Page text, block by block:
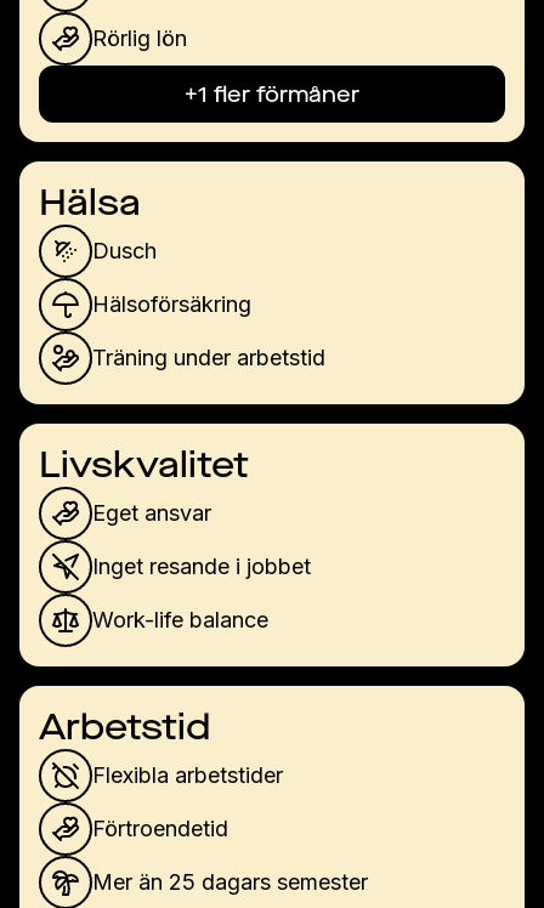
Rörlig lön
+1 fler förmåner
Hälsa
Dusch
Hälsoförsäkring
Träning under arbetstid
Livskvalitet
Eget ansvar
Inget resande i jobbet
Work-life balance
Arbetstid
Flexibla arbetstider
Förtroendetid
Mer än 25 dagars semester